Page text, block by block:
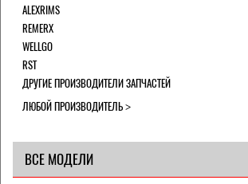
ALEXRIMS
REMERX
WELLGO
RST
ДРУГИЕ ПРОИЗВОДИТЕЛИ ЗАПЧАСТЕЙ
ЛЮБОЙ ПРОИЗВОДИТЕЛЬ
ВСЕ МОДЕЛИ